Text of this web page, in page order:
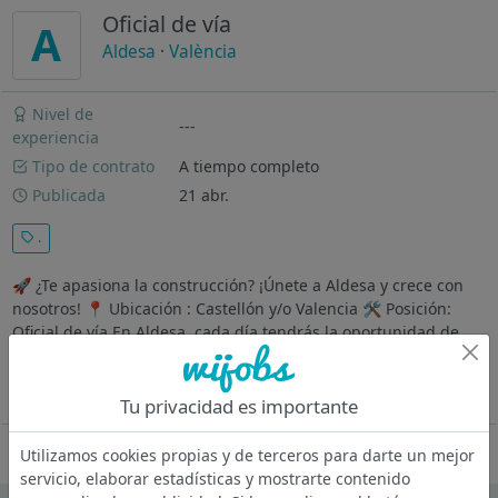
A Oficial de vía
Aldesa ·València
Nivel de
experiencia
---
Tipo de contrato
A tiempo completo
Publicada
21 abr.
.
🚀 ¿Te apasiona la construcción? ¡Únete a Aldesa y crece con
nosotros! 📍 Ubicación : Castellón y/o Valencia 🛠 Posición:
Oficial de vía En Aldesa, cada día tendrás la oportunidad de
aprender, innovar y superar retos. Estamos buscando un/a
Oferta desactivada
Tu privacidad es importante
Utilizamos cookies propias y de terceros para darte un mejor
servicio, elaborar estadísticas y mostrarte contenido